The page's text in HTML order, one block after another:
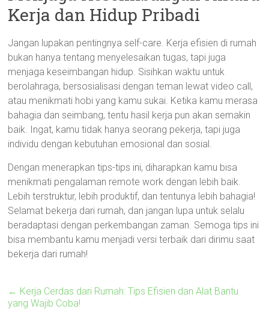
Kerja dan Hidup Pribadi
Jangan lupakan pentingnya self-care. Kerja efisien di rumah
bukan hanya tentang menyelesaikan tugas, tapi juga
menjaga keseimbangan hidup. Sisihkan waktu untuk
berolahraga, bersosialisasi dengan teman lewat video call,
atau menikmati hobi yang kamu sukai. Ketika kamu merasa
bahagia dan seimbang, tentu hasil kerja pun akan semakin
baik. Ingat, kamu tidak hanya seorang pekerja, tapi juga
individu dengan kebutuhan emosional dan sosial.
Dengan menerapkan tips-tips ini, diharapkan kamu bisa
menikmati pengalaman remote work dengan lebih baik.
Lebih terstruktur, lebih produktif, dan tentunya lebih bahagia!
Selamat bekerja dari rumah, dan jangan lupa untuk selalu
beradaptasi dengan perkembangan zaman. Semoga tips ini
bisa membantu kamu menjadi versi terbaik dari dirimu saat
bekerja dari rumah!
← Kerja Cerdas dari Rumah: Tips Efisien dan Alat Bantu
yang Wajib Coba!